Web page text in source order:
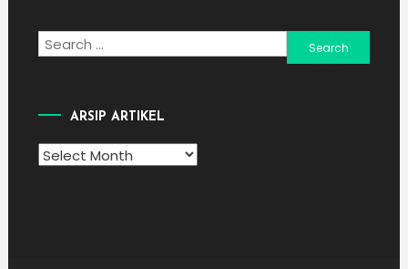
Search
for:
ARSIP ARTIKEL
Arsip